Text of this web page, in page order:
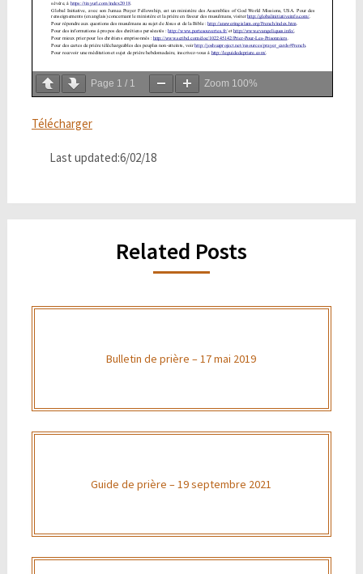
Page 1 / 1 Zoom 100%
Télécharger
Last updated:6/02/18
Related Posts
Bulletin de prière – 17 mai 2019
Guide de prière – 19 septembre 2021